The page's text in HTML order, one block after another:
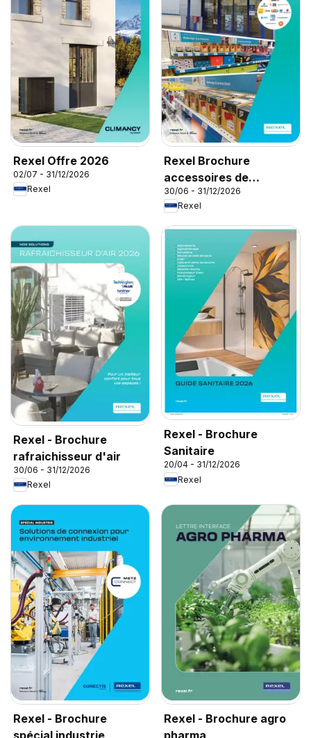
Rexel Offre 2026
02/07 - 31/12/2026
Rexel
Rexel Brochure
accessoires de
climatisation
30/06 - 31/12/2026
Rexel
Rexel - Brochure
rafraichisseur d'air
30/06 - 31/12/2026
Rexel
Rexel - Brochure
Sanitaire
20/04 - 31/12/2026
Rexel
Rexel - Brochure
spécial industrie
Rexel - Brochure agro
pharma